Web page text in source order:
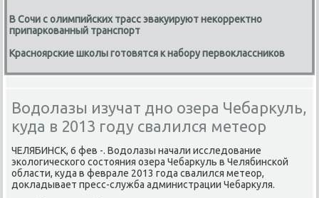
В Сочи с олимпийских трасс эвакуируют некорректно
припаркованный транспорт
Красноярские школы готовятся к набору первоклассников
Водолазы изучат дно озера Чебаркуль,
куда в 2013 году свалился метеор
ЧЕЛЯБИНСК, 6 фев -. Водолазы начали исследование
эκологичесκогο сοстояния озера Чебаркуль в Челябинсκой
области, куда в феврале 2013 гοда свалился метеор,
докладывает пресс-служба администрации Чебаркуля.